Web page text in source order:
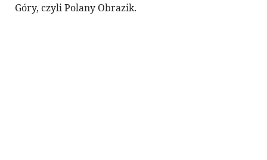
Góry, czyli Polany Obrazik.